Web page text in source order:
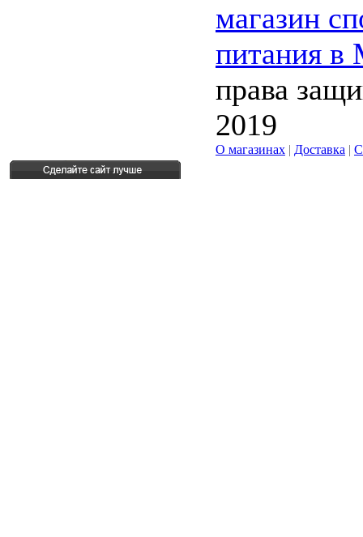
магазин
питания в
права
2019
О магазинах | Доставка |